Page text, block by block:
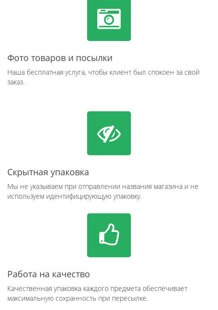
Фото товаров и посылки
Наша бесплатная услуга, чтобы клиент был спокоен за свой
заказ.
Скрытная упаковка
Мы не указываем при отправлении названия магазина и не
используем идентифицирующую упаковку.
Работа на качество
Качественная упаковка каждого предмета обеспечивает
максимальную сохранность при пересылке.